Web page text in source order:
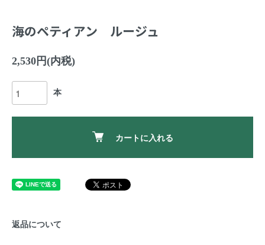
海のペティアン ルージュ
2,530円(内税)
本
カートに入れる
返品について